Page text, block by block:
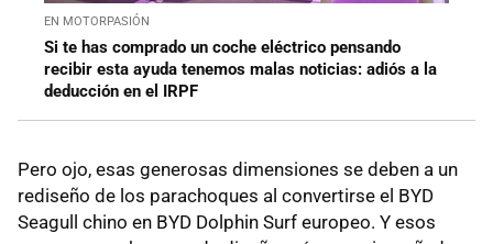
EN MOTORPASIÓN
Si te has comprado un coche eléctrico pensando
recibir esta ayuda tenemos malas noticias: adiós a la
deducción en el IRPF
Pero ojo, esas generosas dimensiones se deben a un
rediseño de los parachoques al convertirse el BYD
Seagull chino en BYD Dolphin Surf europeo. Y esos